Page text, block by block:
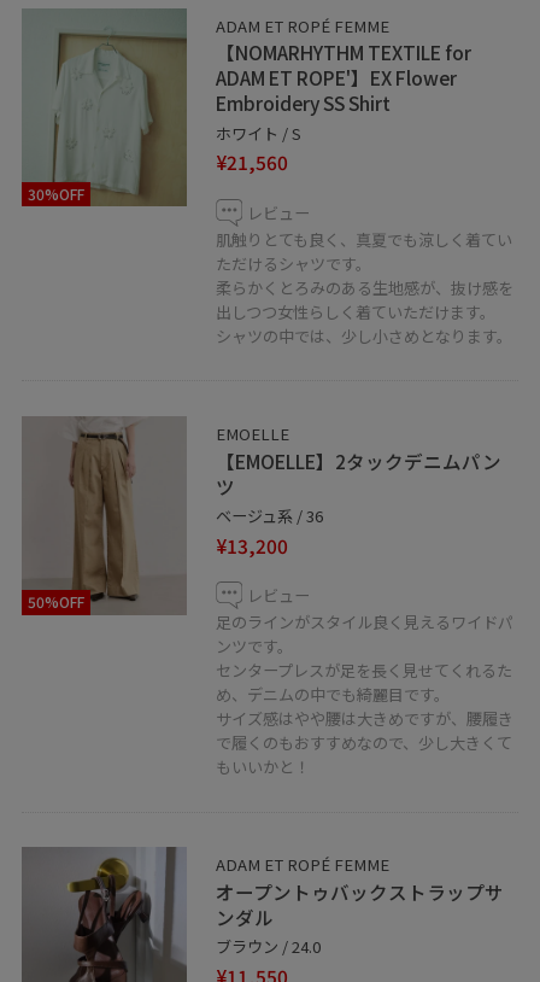
「身につける人に輝きと魅力を与えてくれる。輝く。煌
めく。」をコンセプトに、日本が世界に誇るメガネ生産
地「福井県鯖江市」を拠点に製造。
シーン問わずに使えるデイリーユースなデザイン、生地
の厚み/生地の削り方/サイズ感/金属の素材など細部まで
軽量に拘り、軽くて頑丈なかけ心地のいい眼鏡を作成。
JUNのアプリではお気に入りのスタッフ、ショップを
《フォロー》して頂くことが出来ます。
お好きなスタイリングは、ハートをタップで《お気に入
ルクア大阪店では通信販売も行っております。
公式のLINEにて承っておりますので是非お気軽にお問い
合わせくださいませ。
※対応可能時間 10:30〜20:30
LINEでルクア大阪スタッフにご相談は【友だち追加】を
30%OFF
ADAM ET ROPÉ FEMME
【NOMARHYTHM TEXTILE for
ADAM ET ROPE'】EX Flower
Embroidery SS Shirt
ホワイト / S
¥21,560
レビュー
肌触りとても良く、真夏でも涼しく着てい
ただけるシャツです。
柔らかくとろみのある生地感が、抜け感を
出しつつ女性らしく着ていただけます。
シャツの中では、少し小さめとなります。
50%OFF
EMOELLE
【EMOELLE】2タックデニムパン
ツ
ベージュ系 / 36
¥13,200
レビュー
足のラインがスタイル良く見えるワイドパ
ンツです。
センタープレスが足を長く見せてくれるた
め、デニムの中でも綺麗目です。
サイズ感はやや腰は大きめですが、腰履き
で履くのもおすすめなので、少し大きくて
もいいかと！
ADAM ET ROPÉ FEMME
オープントゥバックストラップサ
ンダル
ブラウン / 24.0
¥11,550